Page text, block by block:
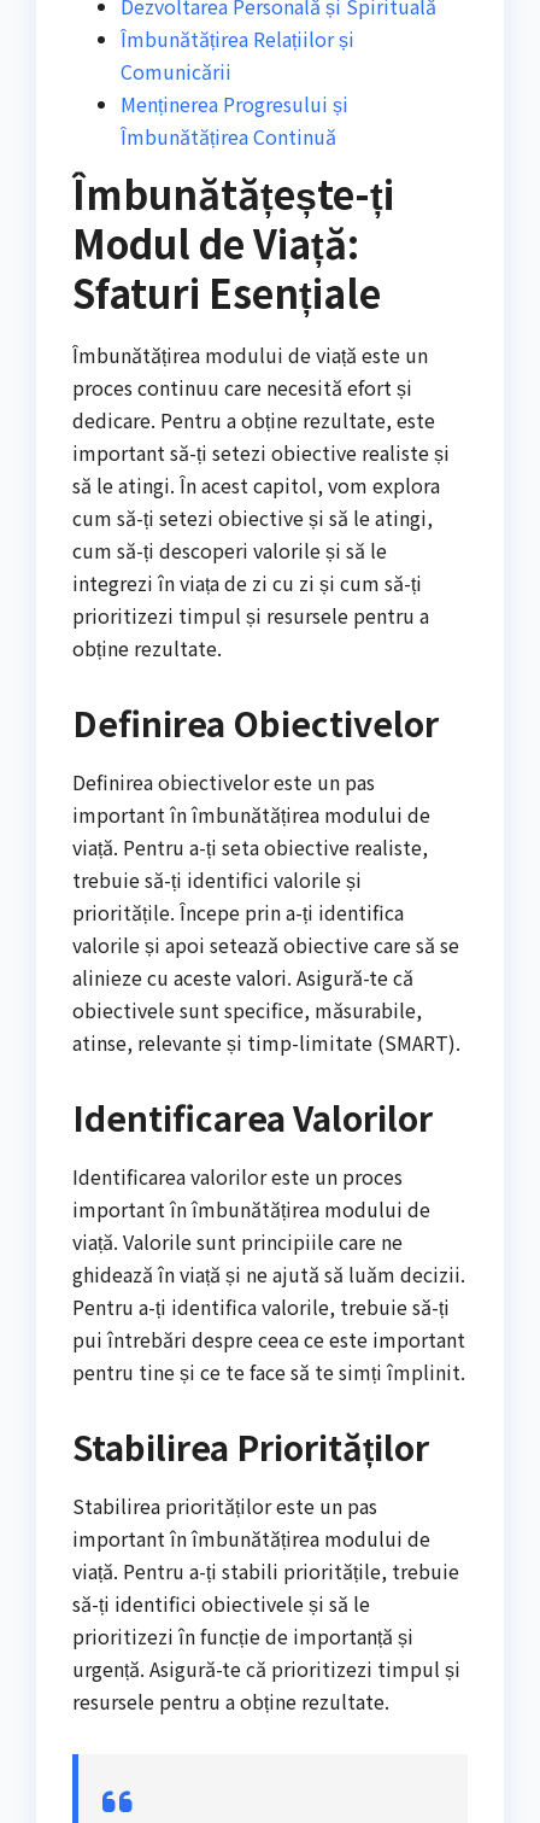
Dezvoltarea Personală și Spirituală
Îmbunătățirea Relațiilor și
Comunicării
Menținerea Progresului și
Îmbunătățirea Continuă
Îmbunătățește-ți
Modul de Viață:
Sfaturi Esențiale
Îmbunătățirea modului de viață este un
proces continuu care necesită efort și
dedicare. Pentru a obține rezultate, este
important să-ți setezi obiective realiste și
să le atingi. În acest capitol, vom explora
cum să-ți setezi obiective și să le atingi,
cum să-ți descoperi valorile și să le
integrezi în viața de zi cu zi și cum să-ți
prioritizezi timpul și resursele pentru a
obține rezultate.
Definirea Obiectivelor
Definirea obiectivelor este un pas
important în îmbunătățirea modului de
viață. Pentru a-ți seta obiective realiste,
trebuie să-ți identifici valorile și
prioritățile. Începe prin a-ți identifica
valorile și apoi setează obiective care să se
alinieze cu aceste valori. Asigură-te că
obiectivele sunt specifice, măsurabile,
atinse, relevante și timp-limitate (SMART).
Identificarea Valorilor
Identificarea valorilor este un proces
important în îmbunătățirea modului de
viață. Valorile sunt principiile care ne
ghidează în viață și ne ajută să luăm decizii.
Pentru a-ți identifica valorile, trebuie să-ți
pui întrebări despre ceea ce este important
pentru tine și ce te face să te simți împlinit.
Stabilirea Priorităților
Stabilirea priorităților este un pas
important în îmbunătățirea modului de
viață. Pentru a-ți stabili prioritățile, trebuie
să-ți identifici obiectivele și să le
prioritizezi în funcție de importanță și
urgență. Asigură-te că prioritizezi timpul și
resursele pentru a obține rezultate.